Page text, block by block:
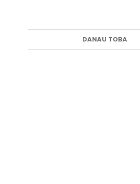
DANAU TOBA